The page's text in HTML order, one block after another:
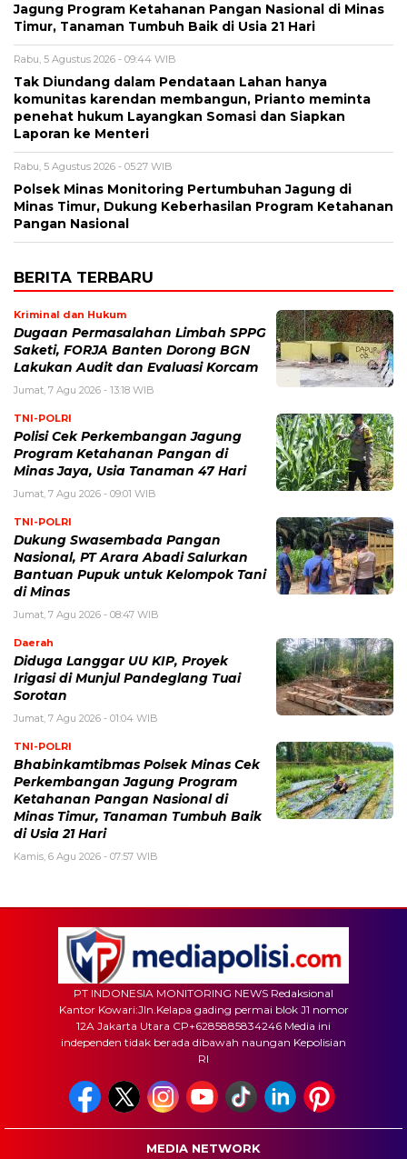
Jagung Program Ketahanan Pangan Nasional di Minas
Timur, Tanaman Tumbuh Baik di Usia 21 Hari
Rabu, 5 Agustus 2026 - 09:44 WIB
Tak Diundang dalam Pendataan Lahan hanya
komunitas karendan membangun, Prianto meminta
penehat hukum Layangkan Somasi dan Siapkan
Laporan ke Menteri
Rabu, 5 Agustus 2026 - 05:27 WIB
Polsek Minas Monitoring Pertumbuhan Jagung di
Minas Timur, Dukung Keberhasilan Program Ketahanan
Pangan Nasional
BERITA TERBARU
Kriminal dan Hukum
Dugaan Permasalahan Limbah SPPG
Saketi, FORJA Banten Dorong BGN
Lakukan Audit dan Evaluasi Korcam
Jumat, 7 Agu 2026 - 13:18 WIB
TNI-POLRI
Polisi Cek Perkembangan Jagung
Program Ketahanan Pangan di
Minas Jaya, Usia Tanaman 47 Hari
Jumat, 7 Agu 2026 - 09:01 WIB
TNI-POLRI
Dukung Swasembada Pangan
Nasional, PT Arara Abadi Salurkan
Bantuan Pupuk untuk Kelompok Tani
di Minas
Jumat, 7 Agu 2026 - 08:47 WIB
Daerah
Diduga Langgar UU KIP, Proyek
Irigasi di Munjul Pandeglang Tuai
Sorotan
Jumat, 7 Agu 2026 - 01:04 WIB
TNI-POLRI
Bhabinkamtibmas Polsek Minas Cek
Perkembangan Jagung Program
Ketahanan Pangan Nasional di
Minas Timur, Tanaman Tumbuh Baik
di Usia 21 Hari
Kamis, 6 Agu 2026 - 07:57 WIB
PT INDONESIA MONITORING NEWS Redaksional
Kantor Kowari:Jln.Kelapa gading permai blok J1 nomor
12A Jakarta Utara CP+6285885834246 Media ini
independen tidak berada dibawah naungan Kepolisian
RI
MEDIA NETWORK